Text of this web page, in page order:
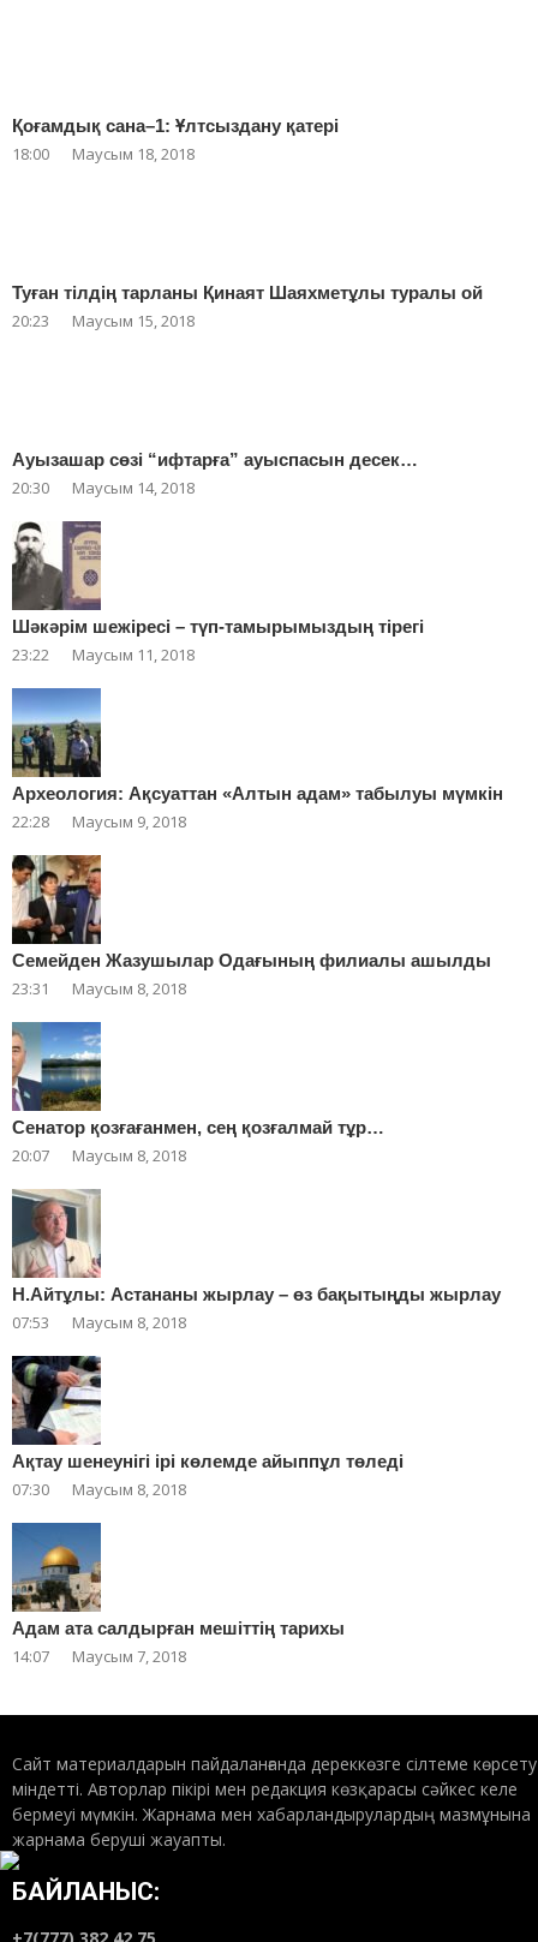
Қоғамдық сана–1: Ұлтсыздану қатері
18:00 Маусым 18, 2018
Туған тілдің тарланы Қинаят Шаяхметұлы туралы ой
20:23 Маусым 15, 2018
Ауызашар сөзі “ифтарға” ауыспасын десек…
20:30 Маусым 14, 2018
Шәкәрім шежіресі – түп-тамырымыздың тірегі
23:22 Маусым 11, 2018
Археология: Ақсуаттан «Алтын адам» табылуы мүмкін
22:28 Маусым 9, 2018
Cемейден Жазушылар Одағының филиалы ашылды
23:31 Маусым 8, 2018
Сенатор қозғағанмен, сең қозғалмай тұр…
20:07 Маусым 8, 2018
Н.Айтұлы: Астананы жырлау – өз бақытыңды жырлау
07:53 Маусым 8, 2018
Ақтау шенеунігі ірі көлемде айыппұл төледі
07:30 Маусым 8, 2018
Адам ата салдырған мешіттің тарихы
14:07 Маусым 7, 2018
Сайт материалдарын пайдаланғанда дереккөзге сілтеме көрсету
міндетті. Авторлар пікірі мен редакция көзқарасы сәйкес келе
бермеуі мүмкін. Жарнама мен хабарландырулардың мазмұнына
жарнама беруші жауапты.
БАЙЛАНЫС: